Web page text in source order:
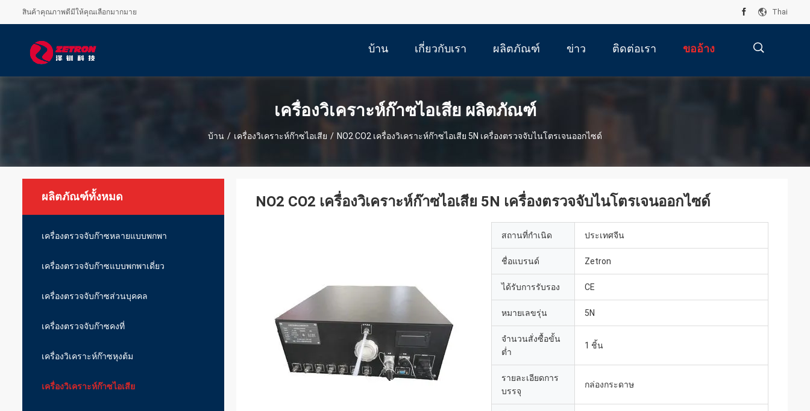
สินค้าคุณภาพดีมีให้คุณเลือกมากมาย Thai
บ้าน เกี่ยวกับเรา ผลิตภัณฑ์ ข่าว ติดต่อเรา ขออ้าง
เครื่องวิเคราะห์ก๊าซไอเสีย ผลิตภัณฑ์
บ้าน / เครื่องวิเคราะห์ก๊าซไอเสีย / NO2 CO2 เครื่องวิเคราะห์ก๊าซไอเสีย 5N เครื่องตรวจจับไนโตรเจนออกไซด์
ผลิตภัณฑ์ทั้งหมด
เครื่องตรวจจับก๊าซหลายแบบพกพา
เครื่องตรวจจับก๊าซแบบพกพาเดี่ยว
เครื่องตรวจจับก๊าซส่วนบุคคล
เครื่องตรวจจับก๊าซคงที่
เครื่องวิเคราะห์ก๊าซหุงต้ม
เครื่องวิเคราะห์ก๊าซไอเสีย
NO2 CO2 เครื่องวิเคราะห์ก๊าซไอเสีย 5N เครื่องตรวจจับไนโตรเจนออกไซด์
สถานที่กำเนิด ประเทศจีน
ชื่อแบรนด์ Zetron
ได้รับการรับรอง CE
หมายเลขรุ่น 5N
จำนวนสั่งซื้อขั้น
ต่ำ
1 ชิ้น
รายละเอียดการ
บรรจุ
กล่องกระดาษ